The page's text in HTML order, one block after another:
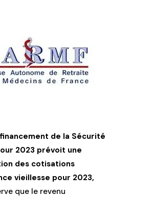
de la Sécurité
2023 prévoit une
des cotisations
vieillesse pour 2023,
que le revenu